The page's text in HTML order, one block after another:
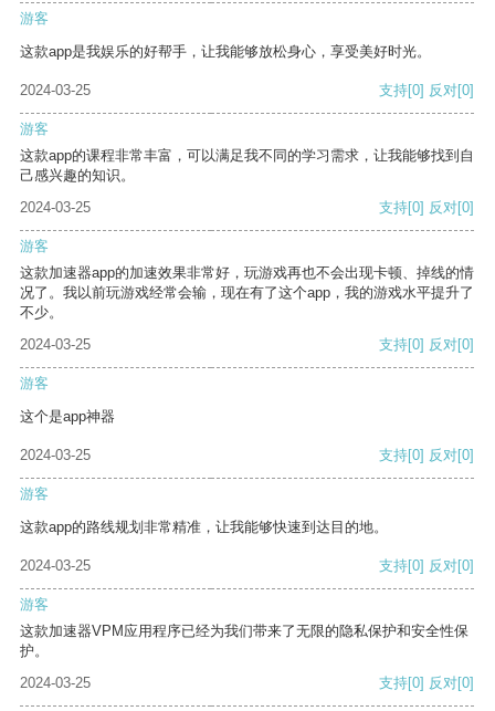
游客
这款app是我娱乐的好帮手，让我能够放松身心，享受美好时光。
2024-03-25 支持[0] 反对[0]
游客
这款app的课程非常丰富，可以满足我不同的学习需求，让我能够找到自
己感兴趣的知识。
2024-03-25
支持[0] 反对[0]
游客
这款加速器app的加速效果非常好，玩游戏再也不会出现卡顿、掉线的情
况了。我以前玩游戏经常会输，现在有了这个app，我的游戏水平提升了
不少。
2024-03-25
支持[0] 反对[0]
游客
这个是app神器
2024-03-25 支持[0] 反对[0]
游客
这款app的路线规划非常精准，让我能够快速到达目的地。
2024-03-25 支持[0] 反对[0]
游客
这款加速器VPM应用程序已经为我们带来了无限的隐私保护和安全性保
护。
2024-03-25
支持[0] 反对[0]